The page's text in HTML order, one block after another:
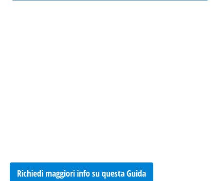
Richiedi maggiori info su questa Guida